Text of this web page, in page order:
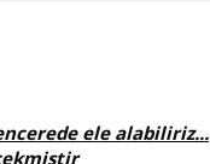
ele alabiliriz...